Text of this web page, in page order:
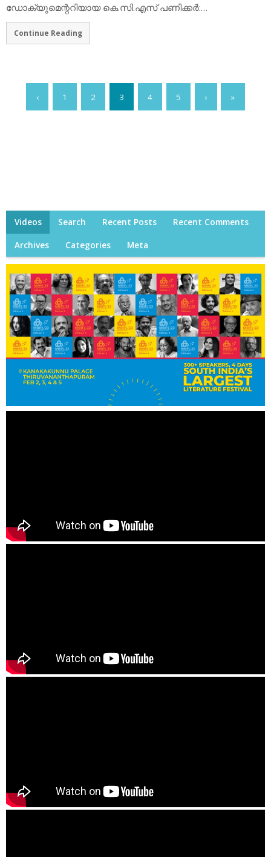
ഡോക്യുമെന്ററിയായ കെ.സി.എസ് പണിക്കര്‍:…
Continue Reading
‹ 1 2 3 4 5 › »
Videos Search Recent Posts Recent Comments
Archives Categories Meta